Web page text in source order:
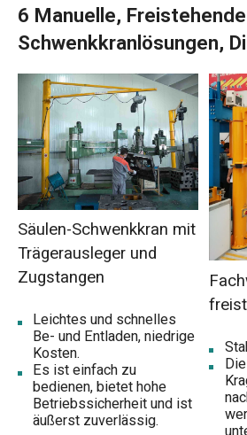
6 Manuelle, Freistehende
Schwenkkranlösungen,
Säulen-Schwenkkran mit
Trägerausleger und
Zugstangen
Leichtes und schnelles
Be- und Entladen, niedrige
Kosten.
Es ist einfach zu
bedienen, bietet hohe
Betriebssicherheit und ist
äußerst zuverlässig.